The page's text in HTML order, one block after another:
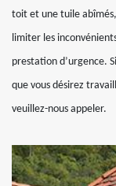
toit et une tuile
limiter les
prestation d’urgence.
que vous désirez
veuillez-nous appeler.